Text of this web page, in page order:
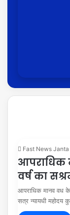
Fast News
आपराधिक
वर्ष का
आपराधिक मानव वध
सत्र न्यायधी महोदय